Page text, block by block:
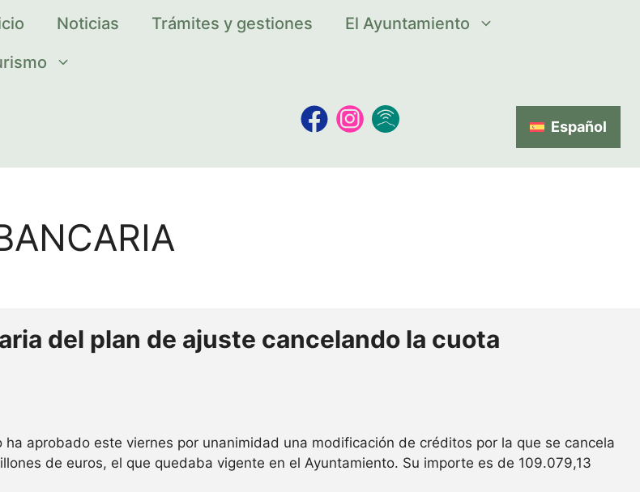
Noticias Trámites y gestiones
El Ayuntamiento
Español
del plan de ajuste cancelando la cuota
aprobado este viernes por unanimidad una modificación de créditos por la que se cancela
de euros, el que quedaba vigente en el Ayuntamiento. Su importe es de 109.079,13